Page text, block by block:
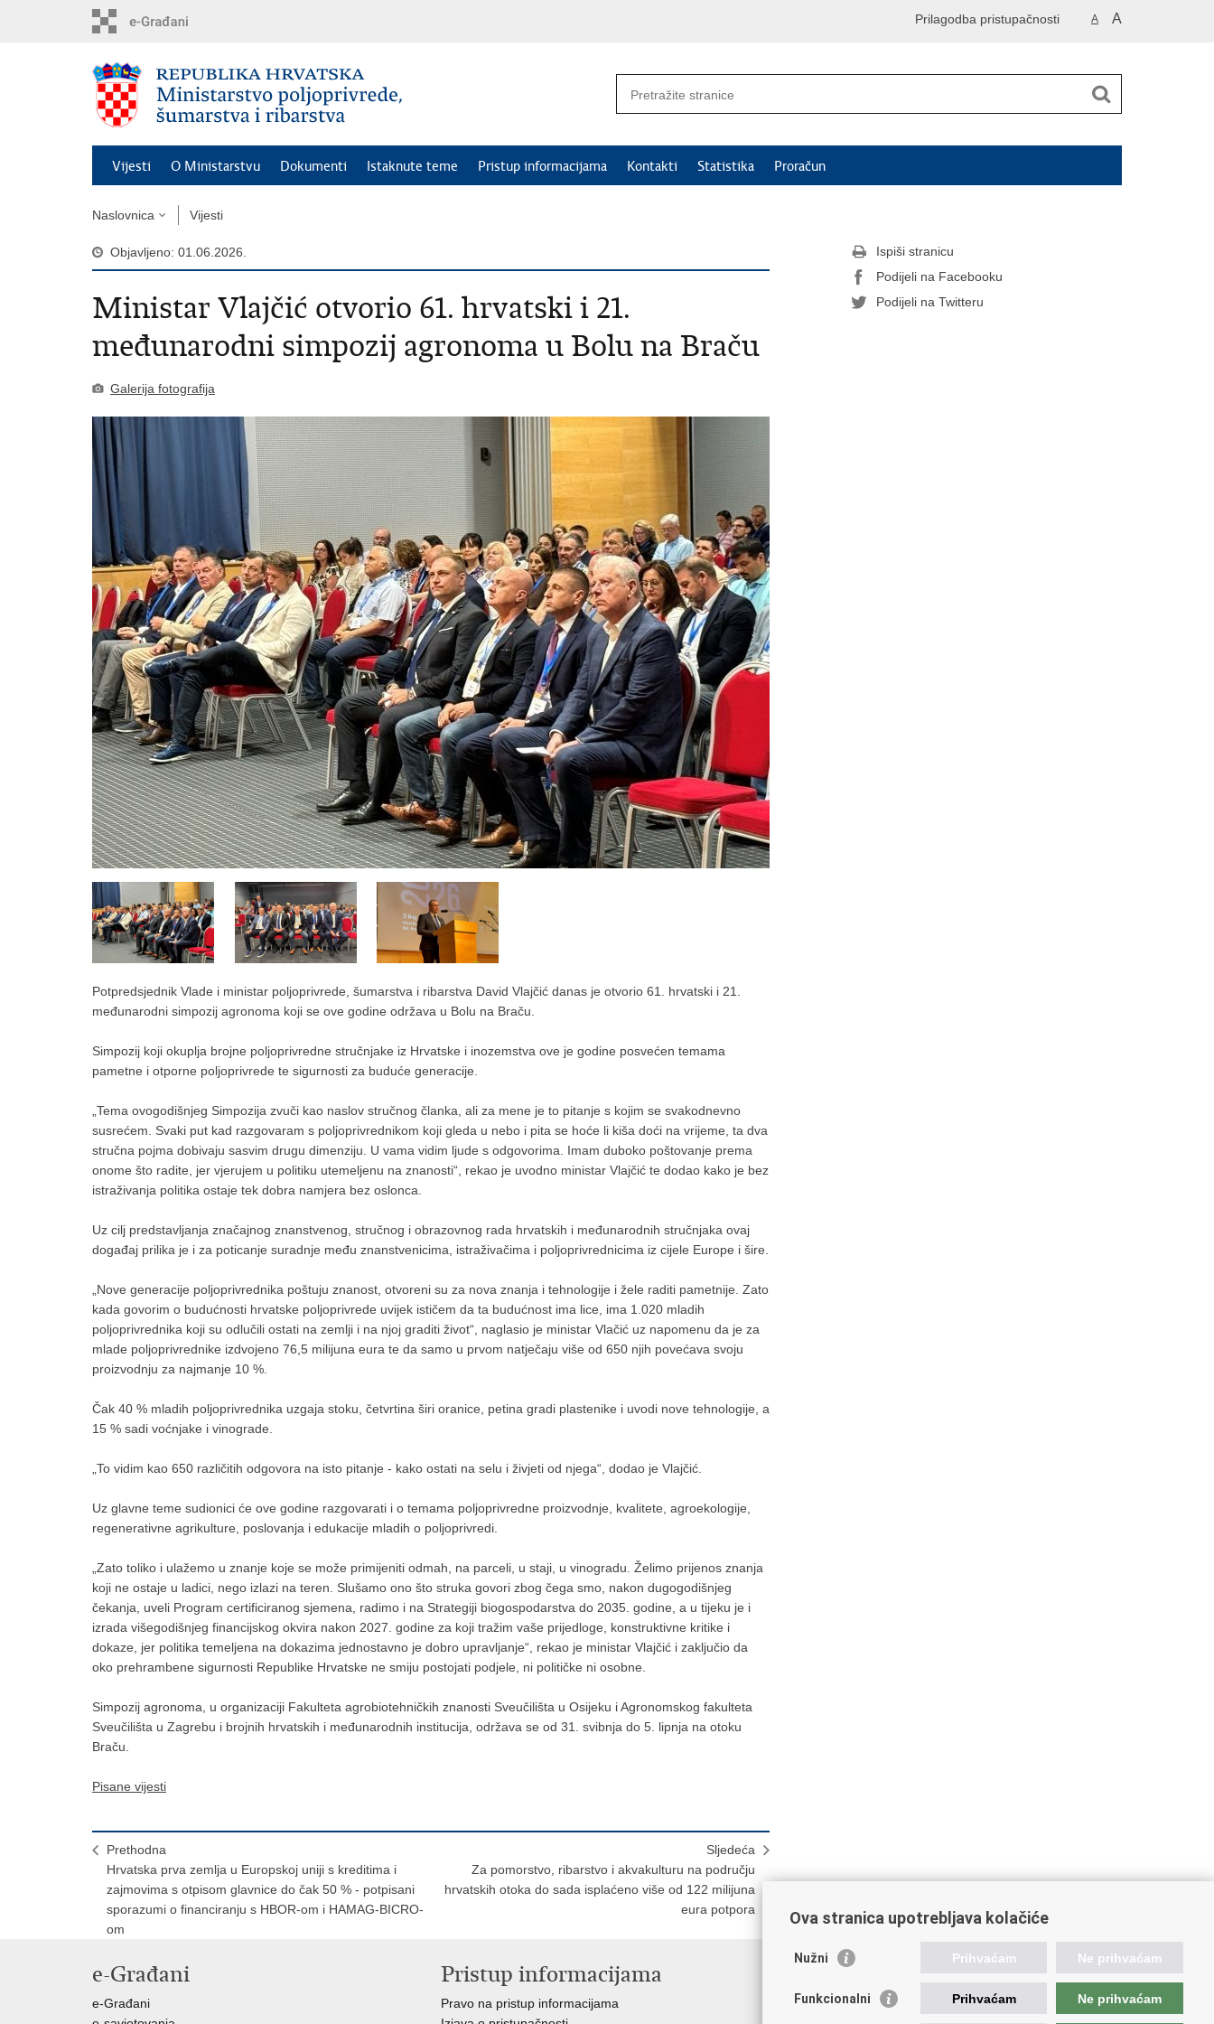
A A
Prilagodba pristupačnosti
Vijesti O Ministarstvu Dokumenti Istaknute teme Pristup informacijama Kontakti Statistika Proračun
Naslovnica Vijesti
Objavljeno: 01.06.2026.
Ministar Vlajčić otvorio 61. hrvatski i 21.
međunarodni simpozij agronoma u Bolu na Braču
Galerija fotografija
Potpredsjednik Vlade i ministar poljoprivrede, šumarstva i ribarstva David Vlajčić danas je otvorio 61. hrvatski i 21.
međunarodni simpozij agronoma koji se ove godine održava u Bolu na Braču.
Simpozij koji okuplja brojne poljoprivredne stručnjake iz Hrvatske i inozemstva ove je godine posvećen temama
pametne i otporne poljoprivrede te sigurnosti za buduće generacije.
„Tema ovogodišnjeg Simpozija zvuči kao naslov stručnog članka, ali za mene je to pitanje s kojim se svakodnevno
susrećem. Svaki put kad razgovaram s poljoprivrednikom koji gleda u nebo i pita se hoće li kiša doći na vrijeme, ta dva
stručna pojma dobivaju sasvim drugu dimenziju. U vama vidim ljude s odgovorima. Imam duboko poštovanje prema
onome što radite, jer vjerujem u politiku utemeljenu na znanosti“, rekao je uvodno ministar Vlajčić te dodao kako je bez
istraživanja politika ostaje tek dobra namjera bez oslonca.
Uz cilj predstavljanja značajnog znanstvenog, stručnog i obrazovnog rada hrvatskih i međunarodnih stručnjaka ovaj
događaj prilika je i za poticanje suradnje među znanstvenicima, istraživačima i poljoprivrednicima iz cijele Europe i šire.
„Nove generacije poljoprivrednika poštuju znanost, otvoreni su za nova znanja i tehnologije i žele raditi pametnije. Zato
kada govorim o budućnosti hrvatske poljoprivrede uvijek ističem da ta budućnost ima lice, ima 1.020 mladih
poljoprivrednika koji su odlučili ostati na zemlji i na njoj graditi život“, naglasio je ministar Vlačić uz napomenu da je za
mlade poljoprivrednike izdvojeno 76,5 milijuna eura te da samo u prvom natječaju više od 650 njih povećava svoju
proizvodnju za najmanje 10 %.
Čak 40 % mladih poljoprivrednika uzgaja stoku, četvrtina širi oranice, petina gradi plastenike i uvodi nove tehnologije, a
15 % sadi voćnjake i vinograde.
„To vidim kao 650 različitih odgovora na isto pitanje - kako ostati na selu i živjeti od njega“, dodao je Vlajčić.
Uz glavne teme sudionici će ove godine razgovarati i o temama poljoprivredne proizvodnje, kvalitete, agroekologije,
regenerativne agrikulture, poslovanja i edukacije mladih o poljoprivredi.
„Zato toliko i ulažemo u znanje koje se može primijeniti odmah, na parceli, u staji, u vinogradu. Želimo prijenos znanja
koji ne ostaje u ladici, nego izlazi na teren. Slušamo ono što struka govori zbog čega smo, nakon dugogodišnjeg
čekanja, uveli Program certificiranog sjemena, radimo i na Strategiji biogospodarstva do 2035. godine, a u tijeku je i
izrada višegodišnjeg financijskog okvira nakon 2027. godine za koji tražim vaše prijedloge, konstruktivne kritike i
dokaze, jer politika temeljena na dokazima jednostavno je dobro upravljanje“, rekao je ministar Vlajčić i zaključio da
oko prehrambene sigurnosti Republike Hrvatske ne smiju postojati podjele, ni političke ni osobne.
Simpozij agronoma, u organizaciji Fakulteta agrobiotehničkih znanosti Sveučilišta u Osijeku i Agronomskog fakulteta
Sveučilišta u Zagrebu i brojnih hrvatskih i međunarodnih institucija, održava se od 31. svibnja do 5. lipnja na otoku
Braču.
Pisane vijesti
Prethodna
Hrvatska prva zemlja u Europskoj uniji s kreditima i
zajmovima s otpisom glavnice do čak 50 % - potpisani
sporazumi o financiranju s HBOR-om i HAMAG-BICRO-
om
Sljedeća
Za pomorstvo, ribarstvo i akvakulturu na području
hrvatskih otoka do sada isplaćeno više od 122 milijuna
eura potpora
Ispiši stranicu
Podijeli na Facebooku
Podijeli na Twitteru
e-Građani
e-Građani
Pristup informacijama
Pravo na pristup informacijama
Važne poveznice
Vlada RH
Ova stranica upotrebljava kolačiće
Nužni Prihvaćam Ne prihvaćam
Funkcionalni Prihvaćam Ne prihvaćam